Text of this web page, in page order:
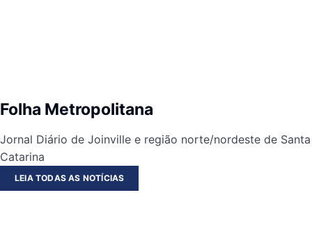
Folha Metropolitana
Jornal Diário de Joinville e região norte/nordeste de Santa
Catarina
LEIA TODAS AS NOTÍCIAS